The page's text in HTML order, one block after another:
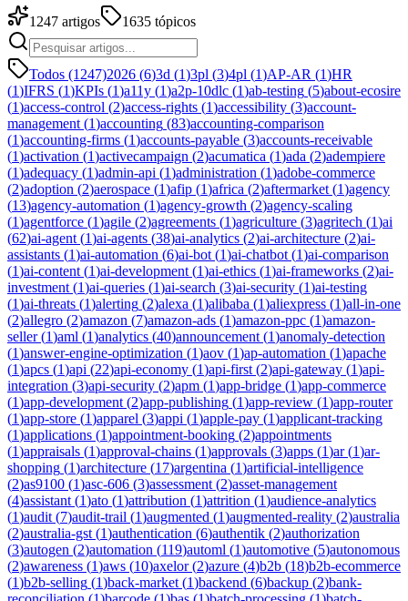
1247 artigos 1635 tópicos
Todos (1247)2026 (6)3d (1)3pl (3)4pl (1)AP-AR (1)HR
(1)IFRS (1)KPIs (1)a11y (1)a2p-10dlc (1)ab-testing (5)about-ecosire
(1)access-control (2)access-rights (1)accessibility (3)account-
management (1)accounting (83)accounting-comparison
(1)accounting-firms (1)accounts-payable (3)accounts-receivable
(1)activation (1)activecampaign (2)acumatica (1)ada (2)adempiere
(1)adequacy (1)admin-api (1)administration (1)adobe-commerce
(2)adoption (2)aerospace (1)afip (1)africa (2)aftermarket (1)agency
(13)agency-automation (1)agency-growth (2)agency-scaling
(1)agentforce (1)agile (2)agreements (1)agriculture (3)agritech (1)ai
(62)ai-agent (1)ai-agents (38)ai-analytics (2)ai-architecture (2)ai-
assistants (1)ai-automation (6)ai-bot (1)ai-chatbot (1)ai-comparison
(1)ai-content (1)ai-development (1)ai-ethics (1)ai-frameworks (2)ai-
investment (1)ai-queries (1)ai-search (3)ai-security (1)ai-testing
(1)ai-threats (1)alerting (2)alexa (1)alibaba (1)aliexpress (1)all-in-one
(2)allegro (2)amazon (7)amazon-ads (1)amazon-ppc (1)amazon-
seller(1)aml (1)analytics (40)announcement (1)anomaly-detection
(1)answer-engine-optimization (1)aov (1)ap-automation (1)apache
(1)apcs (1)api (22)api-economy (1)api-first (2)api-gateway (1)api-
integration (3)api-security (2)apm (1)app-bridge (1)app-commerce
(1)app-development (2)app-publishing (1)app-review (1)app-router
(1)app-store (1)apparel (3)appi (1)apple-pay (1)applicant-tracking
(1)applications (1)appointment-booking (2)appointments
(1)appraisals (1)approval-chains (1)approvals (3)apps (1)ar(1)ar-
shopping (1)architecture (17)argentina (1)artificial-intelligence
(2)as9100 (1)asc-606 (3)assessment (2)asset-management
(4)assistant (1)ato (1)attribution (1)attrition (1)audience-analytics
(1)audit (7)audit-trail (1)augmented (1)augmented-reality (2)australia
(2)australia-gst (1)authentication (6)authentik (2)authorization
(3)autogen (2)automation (119)automl (1)automotive (5)autonomous
(2)awareness (1)aws (10)axelor(2)azure (4)b2b (18)b2b-ecommerce
(1)b2b-selling (1)back-market (1)backend (6)backup (2)bank-